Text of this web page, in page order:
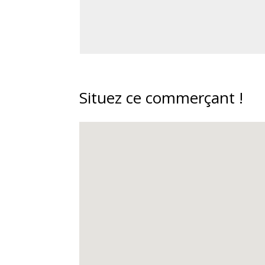
Situez ce commerçant !